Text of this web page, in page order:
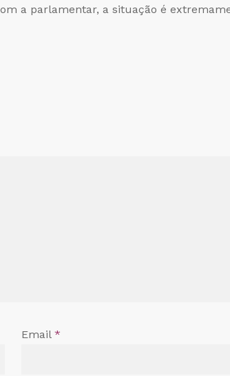
a parlamentar, a situação é
Email *